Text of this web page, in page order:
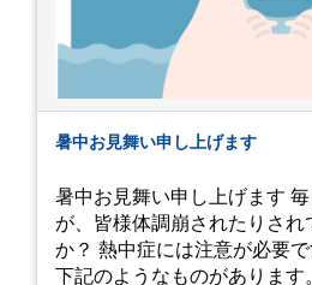
暑中お見舞い申し上げます
暑中お見舞い申し上げます
が、皆様体調崩されたりされ
か？ 熱中症には注意が必要です。 症状としては
下記のようなものがあります。 症状１ めまい